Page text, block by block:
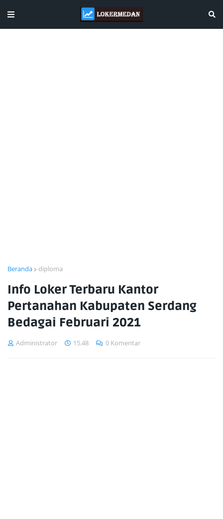
Beranda diploma
Info Loker Terbaru Kantor
Pertanahan Kabupaten Serdang
Bedagai Februari 2021
Administrator 15.48 0 Komentar